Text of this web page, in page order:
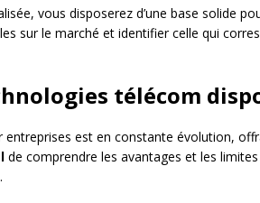
vous disposerez d’une base solide
sur le marché et identifier celle qui
télécom
est en constante évolution,
de comprendre les avantages et les